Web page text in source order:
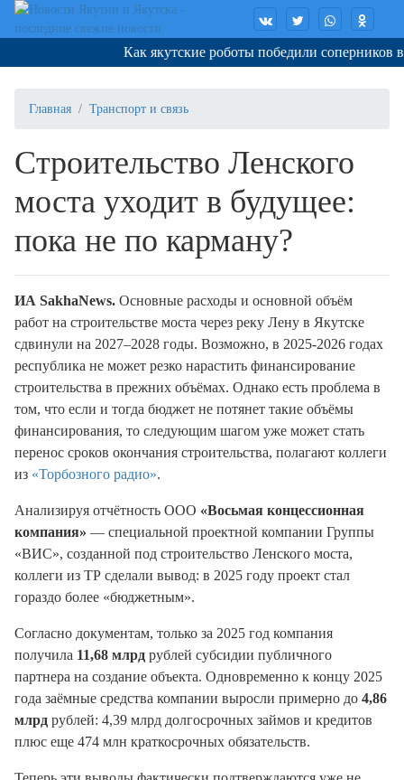
Как якутские роботы победили соперников в
Главная Транспорт и связь
Строительство Ленского
моста уходит в будущее:
пока не по карману?
ИA SakhaNews. Основные расходы и основной объём
работ на строительстве моста через реку Лену в Якутске
сдвинули на 2027–2028 годы. Возможно, в 2025-2026 годах
республика не может резко нарастить финансирование
строительства в прежних объёмах. Однако есть проблема в
том, что если и тогда бюджет не потянет такие объёмы
финансирования, то следующим шагом уже может стать
перенос сроков окончания строительства, полагают коллеги
из «Торбозного радио».
Анализируя отчётность ООО «Восьмая концессионная
компания» — специальной проектной компании Группы
«ВИС», созданной под строительство Ленского моста,
коллеги из ТР сделали вывод: в 2025 году проект стал
гораздо более «бюджетным».
Согласно документам, только за 2025 год компания
получила 11,68 млрд рублей субсидии публичного
партнера на создание объекта. Одновременно к концу 2025
года заёмные средства компании выросли примерно до 4,86
млрд рублей: 4,39 млрд долгосрочных займов и кредитов
плюс еще 474 млн краткосрочных обязательств.